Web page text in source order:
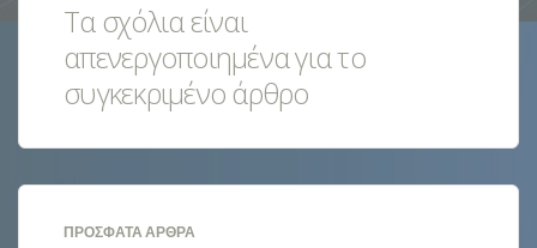
Τα σχόλια είναι
απενεργοποιημένα για το
συγκεκριμένο άρθρο
ΠΡΌΣΦΑΤΑ ΆΡΘΡΑ